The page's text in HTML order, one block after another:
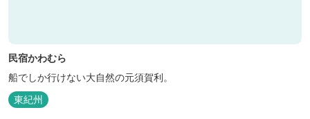
民宿かわむら
船でしか行けない大自然の元須賀利。
東紀州